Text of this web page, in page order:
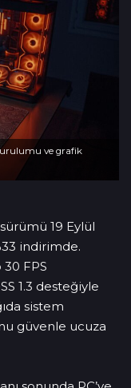
ve grafik
19 Eylül
indirimde.
FPS
1.3 desteğiyle
sistem
güvenle ucuza